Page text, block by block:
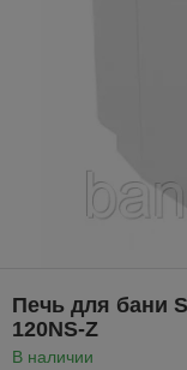
Печь для бани
120NS-Z
В наличии